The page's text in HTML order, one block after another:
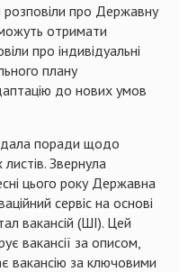
розповіли про Державну
можуть отримати
про індивідуальні
плану
до нових умов
поради щодо
Звернула
цього року Державна
сервіс на основі
вакансій (ШІ). Цей
вакансії за описом,
вакансію за ключовими